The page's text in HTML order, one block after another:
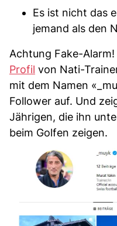
Es ist nicht das
jemand als den
Achtung Fake-Alarm!
Profil von Nati-
mit dem Namen
Follower auf. Und
Jährigen, die ihn
beim Golfen zeigen.